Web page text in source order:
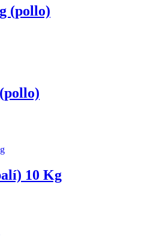
(pollo)
10 Kg